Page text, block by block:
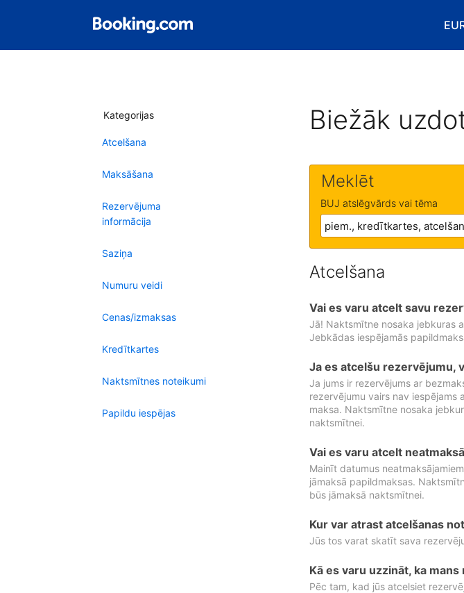
Kategorijas
Atcelšana
Maksāšana
Rezervējuma
informācija
Saziņa
Numuru veidi
Cenas/izmaksas
Kredītkartes
Naktsmītnes noteikumi
Papildu iespējas
Biežāk
Meklēt
BUJ atslēgvārds vai tēma
Atcelšana
Vai es varu atcelt savu
Jā! Naktsmītne nosaka jebkuras
Jebkādas iespējamās
Ja es atcelšu rezervējumu,
Ja jums ir rezervējums ar
rezervējumu vairs nav iespējams
maksa. Naktsmītne nosaka
naktsmītnei.
Vai es varu atcelt
Mainīt datumus
jāmaksā papildmaksas.
būs jāmaksā naktsmītnei.
Kur var atrast atcelšanas
Jūs tos varat skatīt sava
Kā es varu uzzināt, ka
Pēc tam, kad jūs atcelsiet